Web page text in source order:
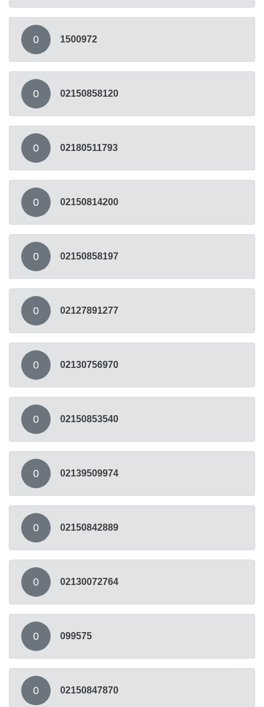
0 1500972
0 02150858120
0 02180511793
0 02150814200
0 02150858197
0 02127891277
0 02130756970
0 02150853540
0 02139509974
0 02150842889
0 02130072764
0 099575
0 02150847870